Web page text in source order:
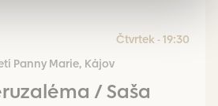
/ Saša
Čtvrtek - 19:30
Panny Marie, Kájov